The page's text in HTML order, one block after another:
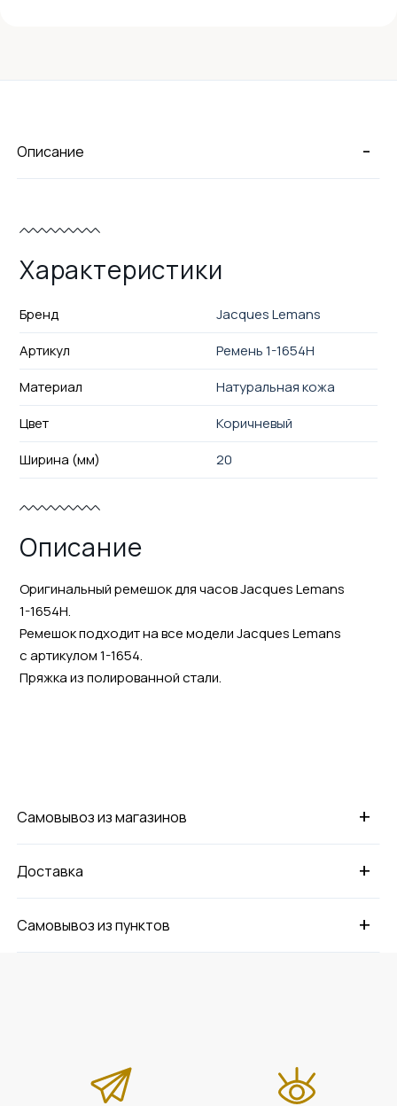
-
Описание
Характеристики
Бренд
Jacques Lemans
Артикул
Ремень 1-1654H
Материал
Натуральная кожа
Цвет
Коричневый
Ширина (мм)
20
Описание
Оригинальный ремешок для часов Jacques Lemans
1-1654H.
Ремешок подходит на все модели Jacques Lemans
с артикулом 1-1654.
Пряжка из полированной стали.
+
Самовывоз из магазинов
+
Доставка
+
Самовывоз из пунктов